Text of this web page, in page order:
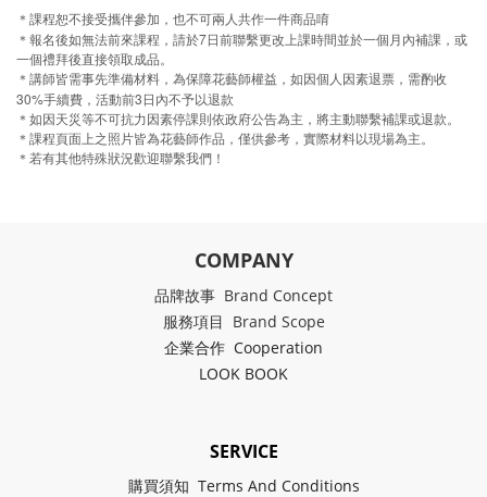
＊課程恕不接受攜伴參加，也不可兩人共作一件商品唷
＊報名後如無法前來課程，請於7日前聯繫更改上課時間並於一個月內補課，或
一個禮拜後直接領取成品。
＊講師皆需事先準備材料，為保障花藝師權益，如因個人因素退票，需酌收
30%手續費，活動前3日內不予以退款
＊如因天災等不可抗力因素停課則依政府公告為主，將主動聯繫補課或退款。
＊課程頁面上之照片皆為花藝師作品，僅供參考，實際材料以現場為主。
＊若有其他特殊狀況歡迎聯繫我們！
COMPANY
品牌故事 Brand Concept
服務項目 Brand Scope
企業合作 Cooperation
LOOK BOOK
SERVICE
購買須知 Terms And Conditions